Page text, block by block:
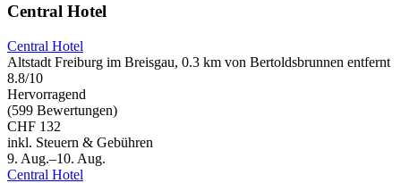
Central Hotel
Central Hotel
Altstadt Freiburg im Breisgau, 0.3 km von Bertoldsbrunnen entfernt
8.8/10
Hervorragend
(599 Bewertungen)
CHF 132
inkl. Steuern & Gebühren
9. Aug.–10. Aug.
Central Hotel